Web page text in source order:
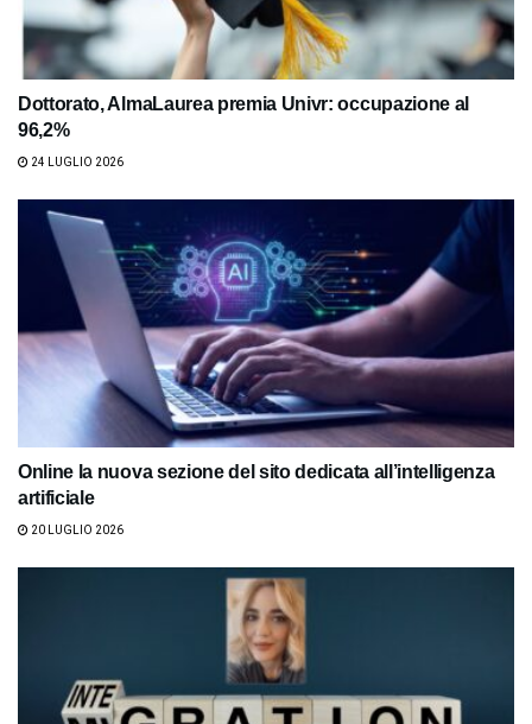
Dottorato, AlmaLaurea premia Univr: occupazione al
96,2%
24 LUGLIO 2026
Online la nuova sezione del sito dedicata all’intelligenza
artificiale
20 LUGLIO 2026